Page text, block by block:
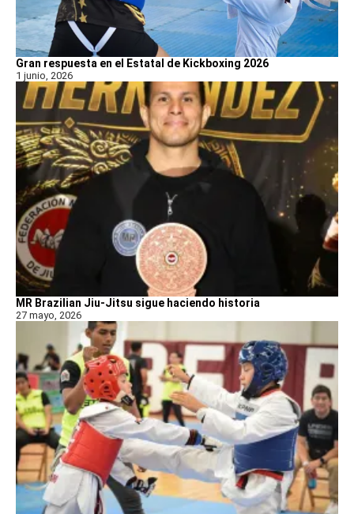
Gran respuesta en el Estatal de Kickboxing 2026
1 junio, 2026
MR Brazilian Jiu-Jitsu sigue haciendo historia
27 mayo, 2026